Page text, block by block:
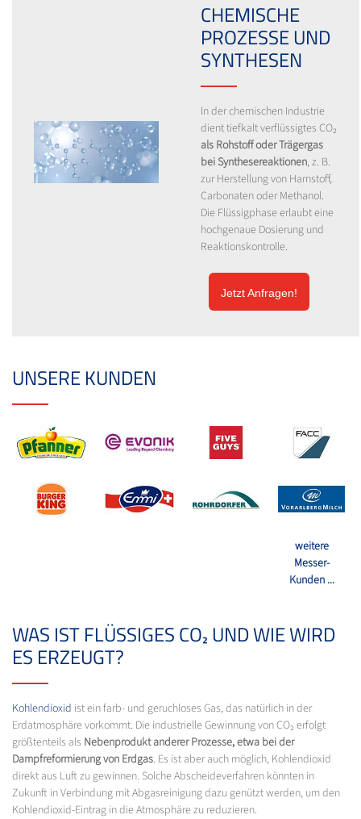
CHEMISCHE
PROZESSE UND
SYNTHESEN
In der chemischen Industrie
dient tiefkalt verflüssigtes CO₂
als Rohstoff oder Trägergas
bei Synthesereaktionen, z. B.
zur Herstellung von Harnstoff,
Carbonaten oder Methanol.
Die Flüssigphase erlaubt eine
hochgenaue Dosierung und
Reaktionskontrolle.
Jetzt Anfragen!
UNSERE KUNDEN
weitere
Messer-
Kunden ...
WAS IST FLÜSSIGES CO₂ UND WIE WIRD
ES ERZEUGT?
Kohlendioxid ist ein farb- und geruchloses Gas, das natürlich in der
Erdatmosphäre vorkommt. Die industrielle Gewinnung von CO₂ erfolgt
größtenteils als Nebenprodukt anderer Prozesse, etwa bei der
Dampfreformierung von Erdgas. Es ist aber auch möglich, Kohlendioxid
direkt aus Luft zu gewinnen. Solche Abscheideverfahren könnten in
Zukunft in Verbindung mit Abgasreinigung dazu genützt werden, um den
Kohlendioxid-Eintrag in die Atmosphäre zu reduzieren.